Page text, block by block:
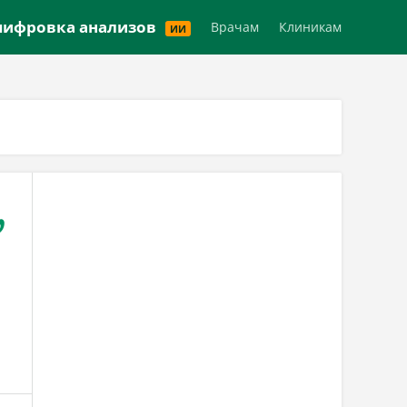
анализов ИИ Врачам Клиникам